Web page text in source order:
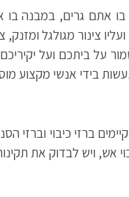
אתם גרים, במבנה
צינור מגולגל ומזנק,
על ביתכם ועל
בידי אנשי מקצוע
קיימים ברזי כיבוי
אש, ויש לבדוק את